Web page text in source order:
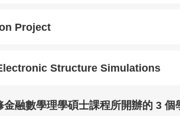
Project
Structure Simulations
融數學理學碩士課程所開辦的 3 個